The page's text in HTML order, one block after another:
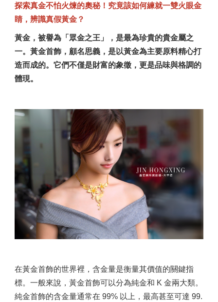
探索真金不怕火煉的奧秘！究竟該如何練就一雙火眼金
睛，辨識真假黃金？
黃金，被譽為「眾金之王」，是最為珍貴的貴金屬之
一。黃金首飾，顧名思義，是以黃金為主要原料精心打
造而成的。它們不僅是財富的象徵，更是品味與格調的
體現。
在黃金首飾的世界裡，含金量是衡量其價值的關鍵指
標。一般來說，黃金首飾可以分為純金和 K 金兩大類。
純金首飾的含金量通常在 99% 以上，最高甚至可達 99.